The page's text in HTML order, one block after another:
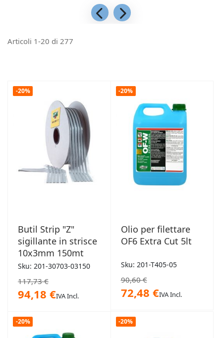
Articoli 1-20 di 277
-20%
Butil Strip "Z"
sigillante in strisce
10x3mm 150mt
Sku: 201-30703-03150
117,73 €
94,18 €IVA Incl.
-20%
Olio per filettare
OF6 Extra Cut 5lt
Sku: 201-T405-05
90,60 €
72,48 €IVA Incl.
-20% -20%